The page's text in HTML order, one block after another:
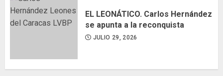
EL LEONÁTICO. Carlos Hernández
se apunta a la reconquista
JULIO 29, 2026